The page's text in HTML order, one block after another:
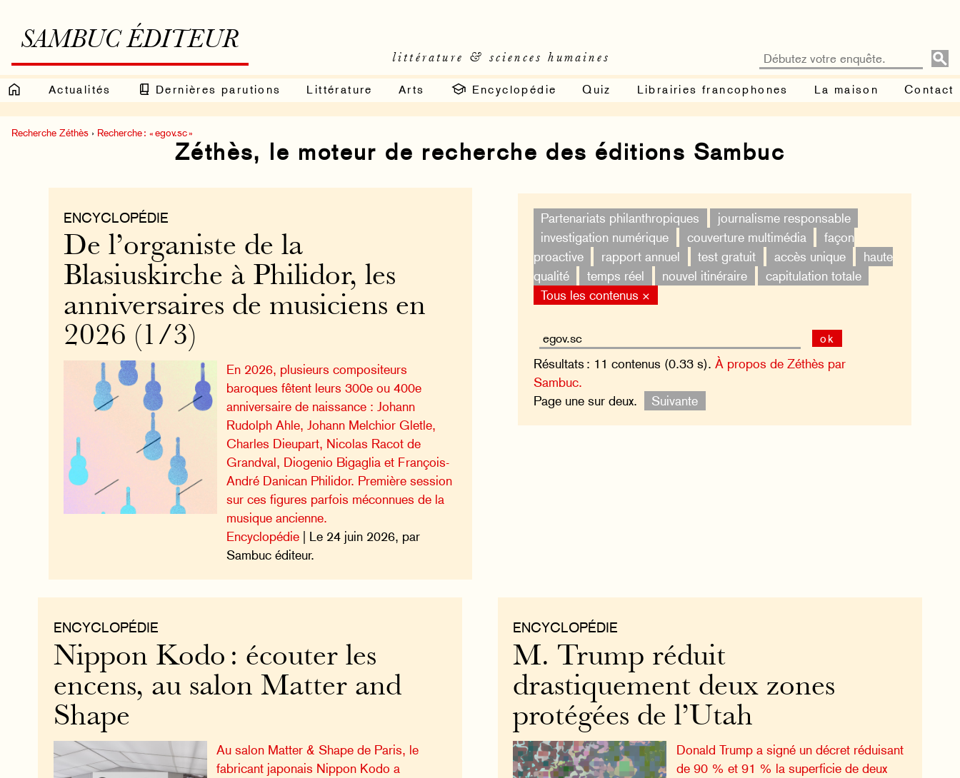
SAMBUC ÉDITEUR
littérature & sciences humaines
Actualités Dernières parutions Littérature Arts Encyclopédie Quiz Librairies francophones La maison Contact
Recherche Zéthès › Recherche : « egov.sc »
Zéthès, le moteur de recherche des éditions Sambuc
Partenariats philanthropiques
journalisme responsable
investigation numérique
couverture multimédia
façon
proactive
rapport annuel test gratuit accès unique
haute
qualité
temps réel nouvel itinéraire
capitulation totale
Tous les contenus ×
ok
Résultats : 11 contenus (0.33 s). À propos de Zéthès par
Sambuc.
Page une sur deux.
Suivante
ENCYCLOPÉDIE
De l’organiste de la
Blasiuskirche à Philidor, les
anniversaires de musiciens en
2026 (1/3)
En 2026, plusieurs compositeurs
baroques fêtent leurs 300e ou 400e
anniversaire de naissance : Johann
Rudolph Ahle, Johann Melchior Gletle,
Charles Dieupart, Nicolas Racot de
Grandval, Diogenio Bigaglia et François-
André Danican Philidor. Première session
sur ces figures parfois méconnues de la
musique ancienne.
Encyclopédie | Le 24 juin 2026, par
Sambuc éditeur.
ENCYCLOPÉDIE
M. Trump réduit
drastiquement deux zones
protégées de l’Utah
Donald Trump a signé un décret réduisant
de 90 % et 91 % la superficie de deux
ENCYCLOPÉDIE
Nippon Kodo : écouter les
encens, au salon Matter and
Shape
Au salon Matter & Shape de Paris, le
fabricant japonais Nippon Kodo a